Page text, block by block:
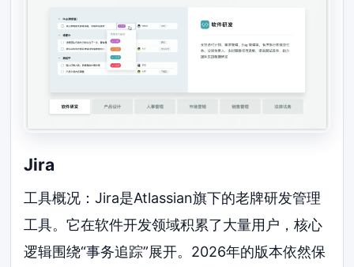
Jira
工具概况：Jira是Atlassian旗下的老牌研发管理
工具。它在软件开发领域积累了大量用户，核心
逻辑围绕“事务追踪”展开。2026年的版本依然保